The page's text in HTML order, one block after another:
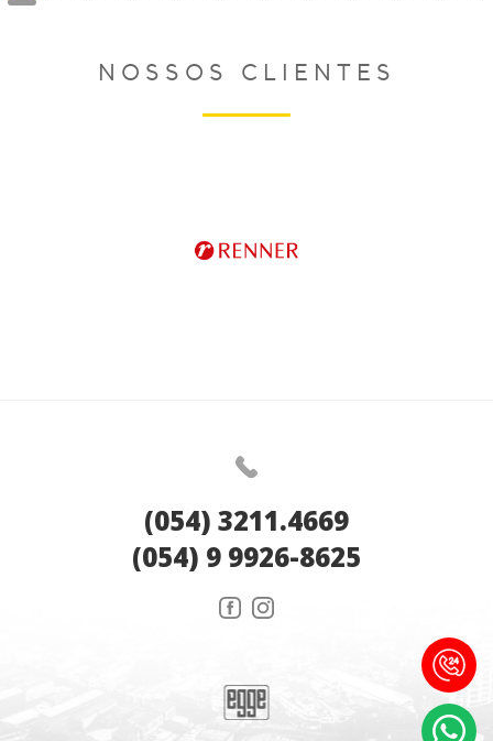
NOSSOS CLIENTES
(054) 3211.4669
(054) 9 9926-8625